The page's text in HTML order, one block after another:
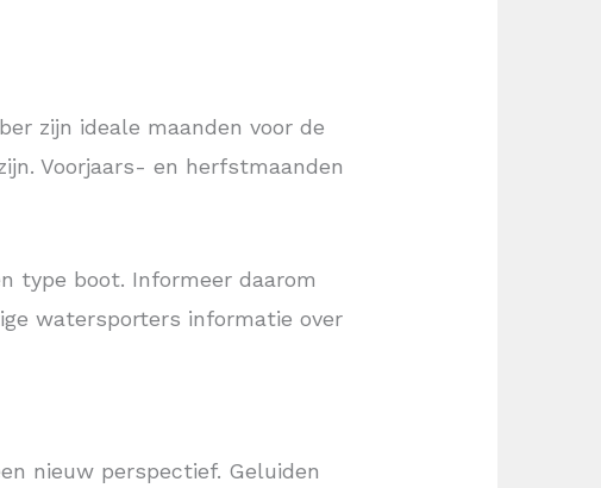
zijn ideale maanden voor de
Voorjaars- en herfstmaanden
type boot. Informeer daarom
watersporters informatie over
nieuw perspectief. Geluiden